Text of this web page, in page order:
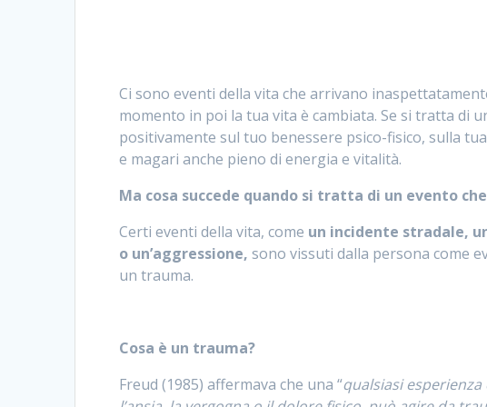
Ci sono eventi della vita che arrivano
momento in poi la tua vita è cambiata. Se si tratta di
positivamente sul tuo benessere psico-fisico, sulla
e magari anche pieno di energia e vitalità.
Ma cosa succede quando si tratta di un evento
Certi eventi della vita, come un incidente stradale,
o un’aggressione,sono vissuti dalla persona come
un trauma.
Cosa è un trauma?
Freud (1985) affermava che una “qualsiasi